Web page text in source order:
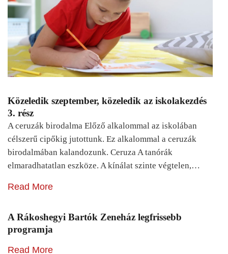
Közeledik szeptember, közeledik az iskolakezdés
3. rész
A ceruzák birodalma Előző alkalommal az iskolában
célszerű cipőkig jutottunk. Ez alkalommal a ceruzák
birodalmában kalandozunk. Ceruza A tanórák
elmaradhatatlan eszköze. A kínálat szinte végtelen,…
Read More
A Rákoshegyi Bartók Zeneház legfrissebb
programja
Read More